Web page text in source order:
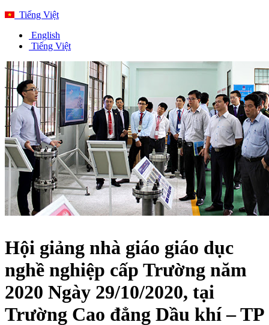
Tiếng Việt
English
Tiếng Việt
Hội giảng nhà giáo giáo dục
nghề nghiệp cấp Trường năm
2020 Ngày 29/10/2020, tại
Trường Cao đẳng Dầu khí – TP